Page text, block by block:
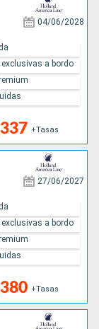
04/06/2028
+Tasas
a bordo
27/06/2027
+Tasas
a bordo